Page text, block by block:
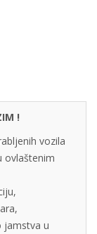
!
vozila
ovlaštenim
jamstva u